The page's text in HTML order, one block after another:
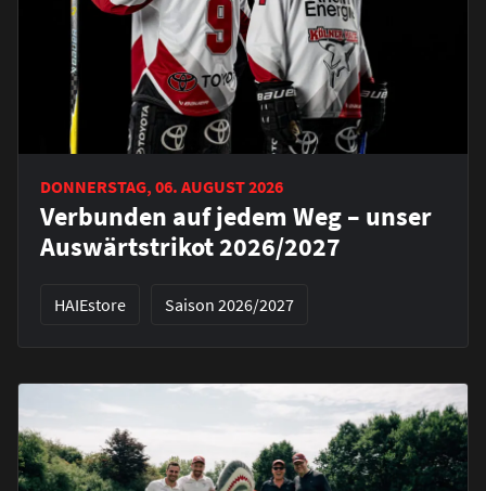
DONNERSTAG, 06. AUGUST 2026
Verbunden auf jedem Weg – unser
Auswärtstrikot 2026/2027
HAIEstore Saison 2026/2027